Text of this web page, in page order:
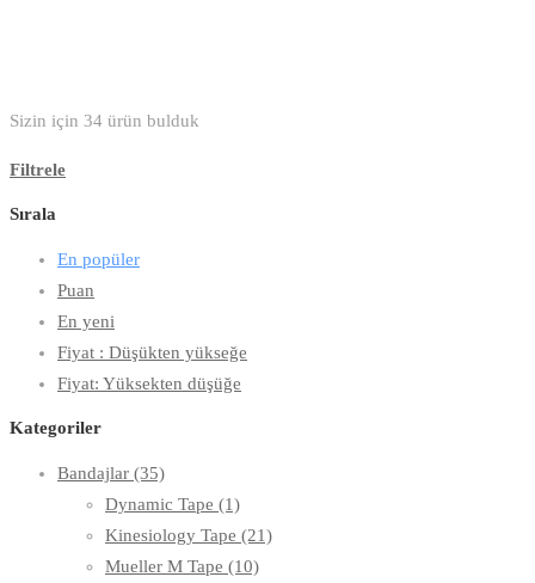
Sizin için 34 ürün bulduk
Filtrele
Sırala
En popüler
Puan
En yeni
Fiyat : Düşükten yükseğe
Fiyat: Yüksekten düşüğe
Kategoriler
Bandajlar (35)
Dynamic Tape (1)
Kinesiology Tape (21)
Mueller M Tape (10)